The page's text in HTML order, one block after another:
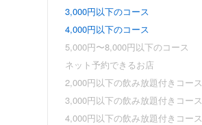
3,000円以下のコース
4,000円以下のコース
5,000円〜8,000円以下のコース
ネット予約できるお店
2,000円以下の飲み放題付きコース
3,000円以下の飲み放題付きコース
4,000円以下の飲み放題付きコース